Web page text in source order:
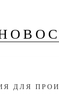
ДЛЯ